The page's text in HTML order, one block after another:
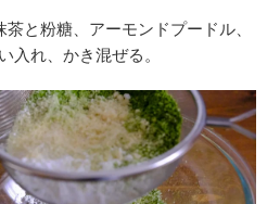
茶と粉糖、アーモンドプードル、
れ、かき混ぜる。